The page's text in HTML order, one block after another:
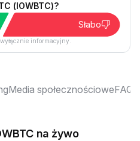
(IOWBTC)?
Słabo
informacyjny.
Media społecznościoweFAQ
na żywo